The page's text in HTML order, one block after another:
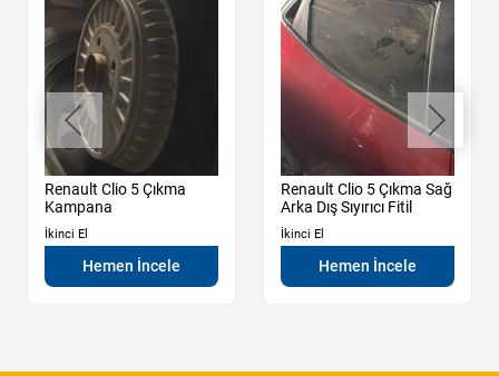
Renault Clio 5 Çıkma
Kampana
İkinci El
Hemen İncele
Renault Clio 5 Çıkma Sağ
Arka Dış Sıyırıcı Fitil
İkinci El
Hemen İncele